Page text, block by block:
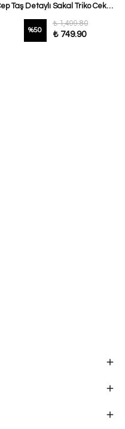
Cep Taş Detaylı Sakal Triko Ceket Siyah
%50
₺ 1,499.80
₺ 749.90